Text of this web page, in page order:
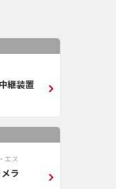
継装置
エス
ラ